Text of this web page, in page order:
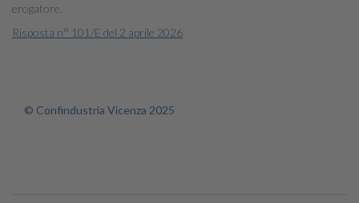
erogatore.
Risposta n° 101/E del 2 aprile 2026
© Confindustria Vicenza 2025